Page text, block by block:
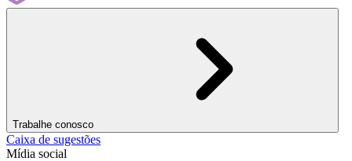
Trabalhe conosco
Caixa de sugestões
Mídia social